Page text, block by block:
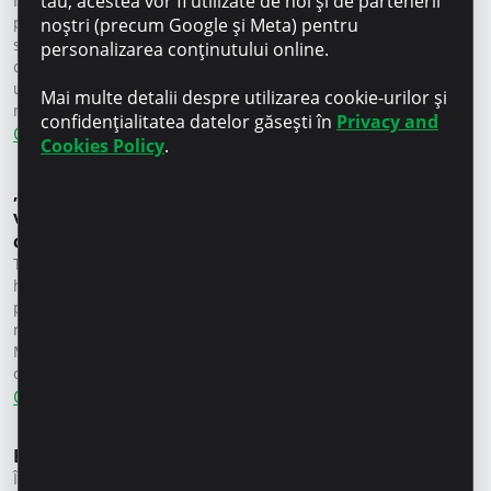
place să vezi dincolo de cifre și să transformi datele în direcții
strategice? Vrei să influențezi decizii și să participi activ la
creșterea unei companii lider în creditare?Microinvest caută
un Middle SQL Specialist care vrea mai mult decât să creeze
rapoarte. Vrem un partener de gândire critică, un […]
Citește mai mult
„Ne-am întors în Moldova ca să ne transformăm
visul în realitate” – Anatolii Groița, antreprenor,
client Microinvest
Timp de mulți ani, familia Groița a trăit și a muncit peste
hotare, însă și-a dorit mereu să revină acasă, în Moldova,
pentru a începe aici propria afacere. Inspirați de atmosfera
restaurantelor de familie din Italia, Anatolii Groița, client
Microinvest și familia sa au decis să creeze un loc unde
oamenii să poată nu doar […]
Citește mai mult
Expert în creditare Rîșcani
Înapoi la cariere Expert în creditare Rîșcani full time, Rîșcani
noștri (precum Google și Meta) pentru
personalizarea conținutului online.
Mai multe detalii despre utilizarea cookie-urilor și
confidențialitatea datelor găsești în Privacy and
Cookies Policy.